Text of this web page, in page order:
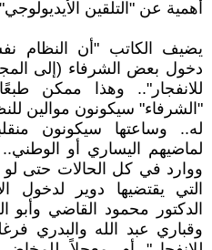
أهمية عن "التلقين
يضيف الكاتب "أن
دخول بعض الشرفاء (إلى
للانفجار".. وهذا ممكن
"الشرفاء" سيكونون موالين
له.. وساعتها سيكونون
لماضيهم اليساري أو
ووارد في كل الحالات حتى لو
التي يقتضيها دوير لدخول
الدكتور محمود القاضي وأبو
وقباري عبد الله والبدري